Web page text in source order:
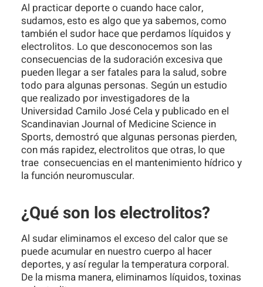
Al practicar deporte o cuando hace calor,
sudamos, esto es algo que ya sabemos, como
también el sudor hace que perdamos líquidos y
electrolitos. Lo que desconocemos son las
consecuencias de la sudoración excesiva que
pueden llegar a ser fatales para la salud, sobre
todo para algunas personas. Según un estudio
que realizado por investigadores de la
Universidad Camilo José Cela y publicado en el
Scandinavian Journal of Medicine Science in
Sports, demostró que algunas personas pierden,
con más rapidez, electrolitos que otras, lo que
trae consecuencias en el mantenimiento hídrico y
la función neuromuscular.
¿Qué son los electrolitos?
Al sudar eliminamos el exceso del calor que se
puede acumular en nuestro cuerpo al hacer
deportes, y así regular la temperatura corporal.
De la misma manera, eliminamos líquidos, toxinas